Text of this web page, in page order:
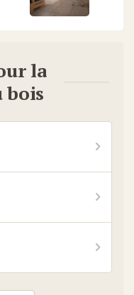
la